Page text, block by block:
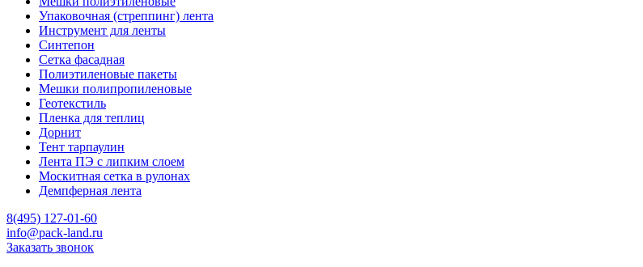
Упаковочная (стреппинг) лента
Инструмент для ленты
Синтепон
Сетка фасадная
Полиэтиленовые пакеты
Мешки полипропиленовые
Геотекстиль
Пленка для теплиц
Дорнит
Тент тарпаулин
Лента ПЭ с липким слоем
Москитная сетка в рулонах
Демпферная лента
8(495) 127-01-60
info@pack-land.ru
Заказать звонок